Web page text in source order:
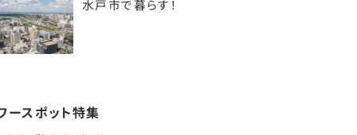
水戸市で暮らす！
ースポット特集